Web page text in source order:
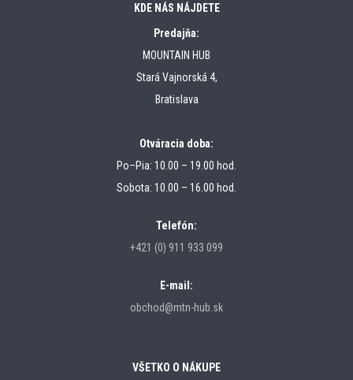
KDE NÁS NÁJDETE
Predajňa:
MOUNTAIN HUB
Stará Vajnorská 4,
Bratislava
Otváracia doba:
Po–Pia: 10.00 – 19.00 hod.
Sobota: 10.00 – 16.00 hod.
Telefón:
+421 (0) 911 933 099
E-mail:
obchod@mtn-hub.sk
VŠETKO O NÁKUPE